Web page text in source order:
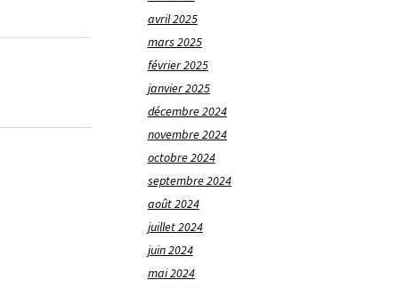
avril 2025
mars 2025
février 2025
janvier 2025
décembre 2024
novembre 2024
octobre 2024
septembre 2024
août 2024
juillet 2024
juin 2024
mai 2024